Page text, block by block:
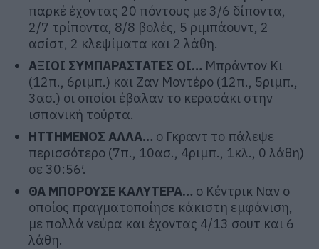
παρκέ έχοντας 20 πόντους με 3/6 δίποντα,
2/7 τρίποντα, 8/8 βολές, 5 ριμπάουντ, 2
ασίστ, 2 κλεψίματα και 2 λάθη.
ΑΞΙΟΙ ΣΥΜΠΑΡΑΣΤΑΤΕΣ ΟΙ… Μπράντον Κι
(12π., 6ριμπ.) και Ζαν Μοντέρο (12π., 5ριμπ.,
3ασ.) οι οποίοι έβαλαν το κερασάκι στην
ισπανική τούρτα.
ΗΤΤΗΜΕΝΟΣ ΑΛΛΑ… ο Γκραντ το πάλεψε
περισσότερο (7π., 10ασ., 4ριμπ., 1κλ., 0 λάθη)
σε 30:56′.
ΘΑ ΜΠΟΡΟΥΣΕ ΚΑΛΥΤΕΡΑ… ο Κέντρικ Ναν ο
οποίος πραγματοποίησε κάκιστη εμφάνιση,
με πολλά νεύρα και έχοντας 4/13 σουτ και 6
λάθη.